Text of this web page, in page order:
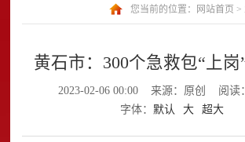
您当前的位置： 网站首页 >
黄石市：300个急救包“上岗
2023-02-06 00:00 来源：原创
阅读
字体： 默认 大 超大